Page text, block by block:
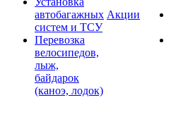
автобагажных
систем и ТСУ
Перевозка
велосипедов,
лыж,
байдарок
(каноэ, лодок)
Акции